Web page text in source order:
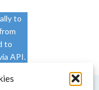
to
to
API.